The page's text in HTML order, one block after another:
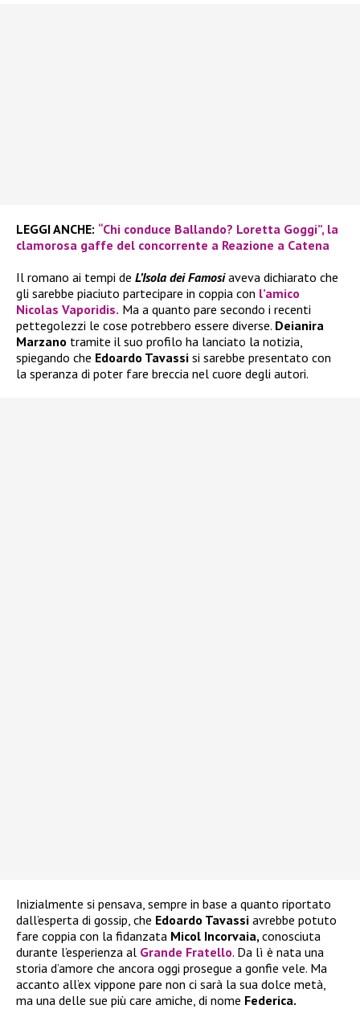
LEGGI ANCHE: “Chi conduce Ballando? Loretta Goggi”, la
clamorosa gaffe del concorrente a Reazione a Catena
Il romano ai tempi de L’Isola dei Famosiaveva dichiarato che
gli sarebbe piaciuto partecipare in coppia con l’amico
Nicolas Vaporidis. Ma a quanto pare secondo i recenti
pettegolezzi le cose potrebbero essere diverse. Deianira
Marzano tramite il suo profilo ha lanciato la notizia,
spiegando che Edoardo Tavassi si sarebbe presentato con
la speranza di poter fare breccia nel cuore degli autori.
Inizialmente si pensava, sempre in base a quanto riportato
dall’esperta di gossip, che Edoardo Tavassi avrebbe potuto
fare coppia con la fidanzata Micol Incorvaia, conosciuta
durante l’esperienza al Grande Fratello. Da lì è nata una
storia d’amore che ancora oggi prosegue a gonfie vele. Ma
accanto all’ex vippone pare non ci sarà la sua dolce metà,
ma una delle sue più care amiche, di nome Federica.